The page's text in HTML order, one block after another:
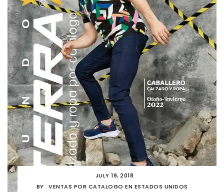
JULY 19, 2018
BY
VENTAS POR CATALOGO EN ESTADOS UNIDOS